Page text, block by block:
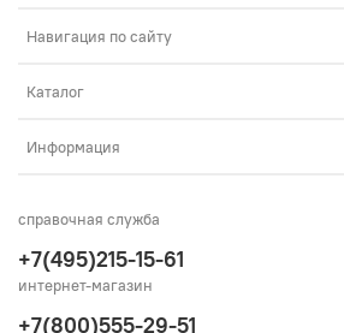
Навигация по сайту
Каталог
Информация
справочная служба
+7(495)215-15-61
интернет-магазин
+7(800)555-29-51